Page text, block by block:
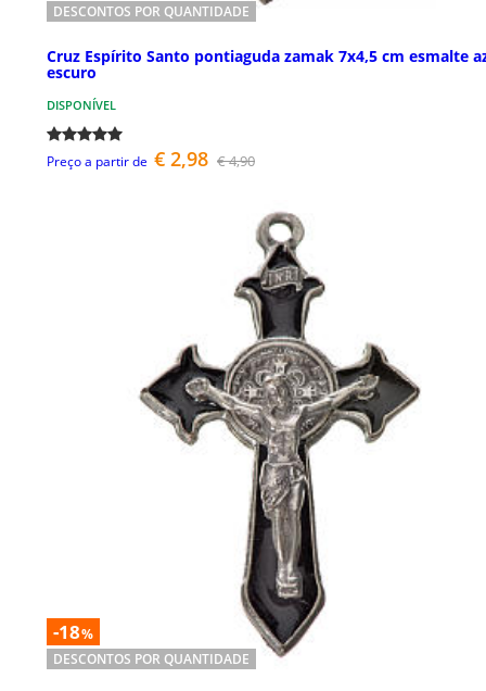
DESCONTOS POR QUANTIDADE
Cruz Espírito Santo pontiaguda zamak 7x4,5 cm esmalte
escuro
DISPONÍVEL
Preço a partir de € 2,98 € 4,90
-18%
DESCONTOS POR QUANTIDADE